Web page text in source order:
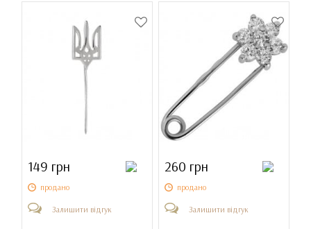
149 грн
продано
Залишити відгук
260 грн
продано
Залишити відгук